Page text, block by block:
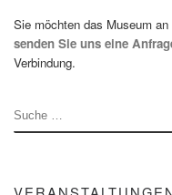
Sie möchten das Museum
senden Sie uns eine
Verbindung.
SUCHE